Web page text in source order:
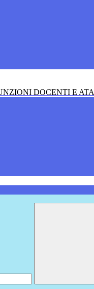
DOCENTI E ATA